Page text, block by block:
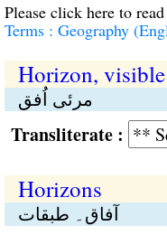
Please click here to
Terms : Geography
Horizon, visible
مرئی اُفق
:
Horizons
آفاق۔ طبقات